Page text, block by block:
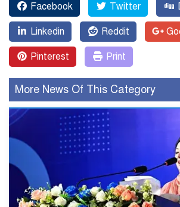
Facebook Twitter
Linkedin Reddit
Pinterest Print
More News Of This Category